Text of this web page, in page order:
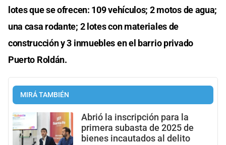
lotes que se ofrecen: 109 vehículos; 2 motos de agua;
una casa rodante; 2 lotes con materiales de
construcción y 3 inmuebles en el barrio privado
Puerto Roldán.
MIRÁ TAMBIÉN
Abrió la inscripción para la
primera subasta de 2025 de
bienes incautados al delito